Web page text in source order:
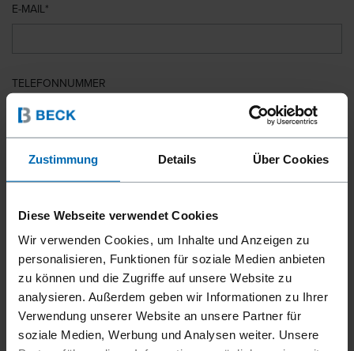
Zustimmung Details Über Cookies
Diese Webseite verwendet Cookies
Wir verwenden Cookies, um Inhalte und Anzeigen zu
personalisieren, Funktionen für soziale Medien anbieten
zu können und die Zugriffe auf unsere Website zu
analysieren. Außerdem geben wir Informationen zu Ihrer
Verwendung unserer Website an unsere Partner für
soziale Medien, Werbung und Analysen weiter. Unsere
E-MAIL
TELEFONNUMMER
LAND
PLZ
IHRE NACHRICHT